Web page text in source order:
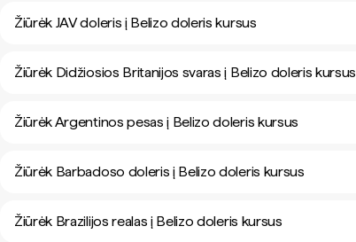
Žiūrėk JAV doleris į Belizo doleris kursus
Žiūrėk Didžiosios Britanijos svaras į Belizo doleris kursus
Žiūrėk Argentinos pesas į Belizo doleris kursus
Žiūrėk Barbadoso doleris į Belizo doleris kursus
Žiūrėk Brazilijos realas į Belizo doleris kursus